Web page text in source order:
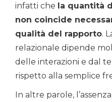
infatti che la quantità
non coincide
qualità del rapporto.
relazionale dipende
delle interazioni e dal
rispetto alla semplice
In altre parole,